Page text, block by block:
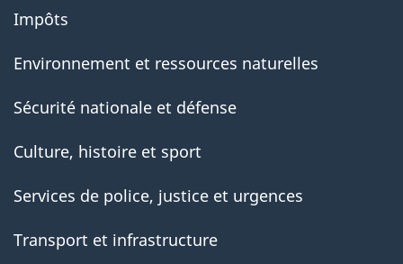
Impôts
Environnement et ressources naturelles
Sécurité nationale et défense
Culture, histoire et sport
Services de police, justice et urgences
Transport et infrastructure